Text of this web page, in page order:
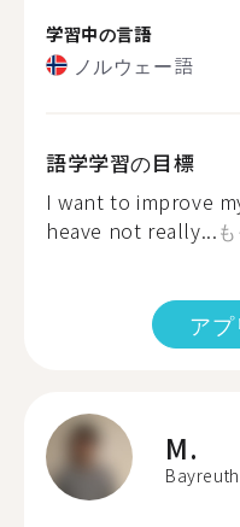
学習中の言語
ノルウェー語
語学学習の目標
I want to improve
heave not really...
ア
M.
Bayreuth